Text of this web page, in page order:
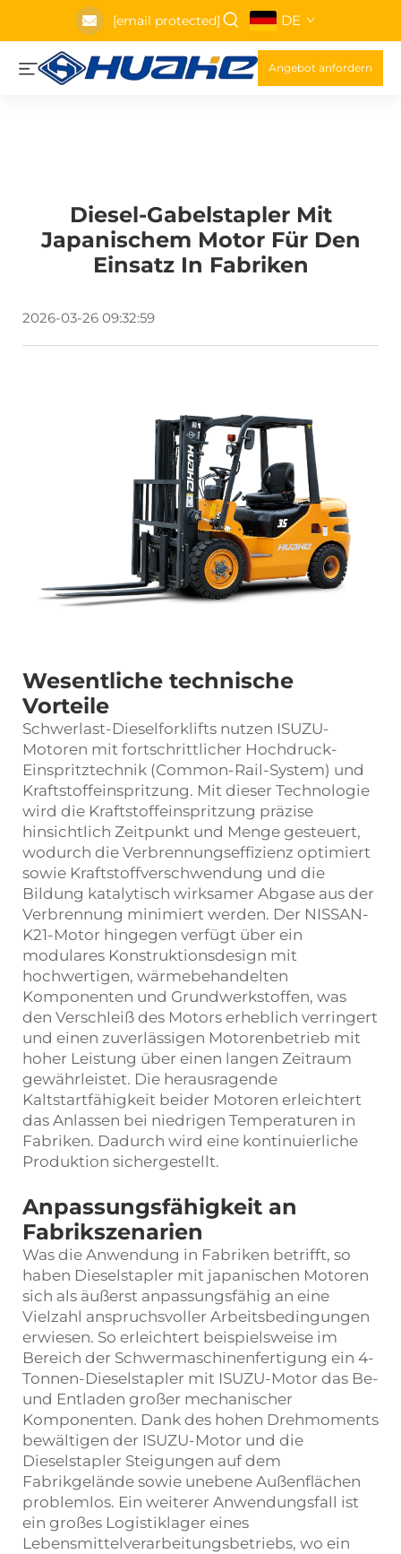
[email protected] DE
Angebot anfordern
Diesel-Gabelstapler Mit
Japanischem Motor Für Den
Einsatz In Fabriken
2026-03-26 09:32:59
Wesentliche technische
Vorteile
Schwerlast-Dieselforklifts nutzen ISUZU-
Motoren mit fortschrittlicher Hochdruck-
Einspritztechnik (Common-Rail-System) und
Kraftstoffeinspritzung. Mit dieser Technologie
wird die Kraftstoffeinspritzung präzise
hinsichtlich Zeitpunkt und Menge gesteuert,
wodurch die Verbrennungseffizienz optimiert
sowie Kraftstoffverschwendung und die
Bildung katalytisch wirksamer Abgase aus der
Verbrennung minimiert werden. Der NISSAN-
K21-Motor hingegen verfügt über ein
modulares Konstruktionsdesign mit
hochwertigen, wärmebehandelten
Komponenten und Grundwerkstoffen, was
den Verschleiß des Motors erheblich verringert
und einen zuverlässigen Motorenbetrieb mit
hoher Leistung über einen langen Zeitraum
gewährleistet. Die herausragende
Kaltstartfähigkeit beider Motoren erleichtert
das Anlassen bei niedrigen Temperaturen in
Fabriken. Dadurch wird eine kontinuierliche
Produktion sichergestellt.
Anpassungsfähigkeit an
Fabrikszenarien
Was die Anwendung in Fabriken betrifft, so
haben Dieselstapler mit japanischen Motoren
sich als äußerst anpassungsfähig an eine
Vielzahl anspruchsvoller Arbeitsbedingungen
erwiesen. So erleichtert beispielsweise im
Bereich der Schwermaschinenfertigung ein 4-
Tonnen-Dieselstapler mit ISUZU-Motor das Be-
und Entladen großer mechanischer
Komponenten. Dank des hohen Drehmoments
bewältigen der ISUZU-Motor und die
Dieselstapler Steigungen auf dem
Fabrikgelände sowie unebene Außenflächen
problemlos. Ein weiterer Anwendungsfall ist
ein großes Logistiklager eines
Lebensmittelverarbeitungsbetriebs, wo ein